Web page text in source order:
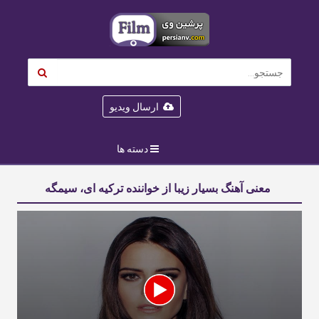
ارسال ویدیو
دسته ها
معنی آهنگ بسیار زیبا از خواننده ترکیه ای، سیمگه